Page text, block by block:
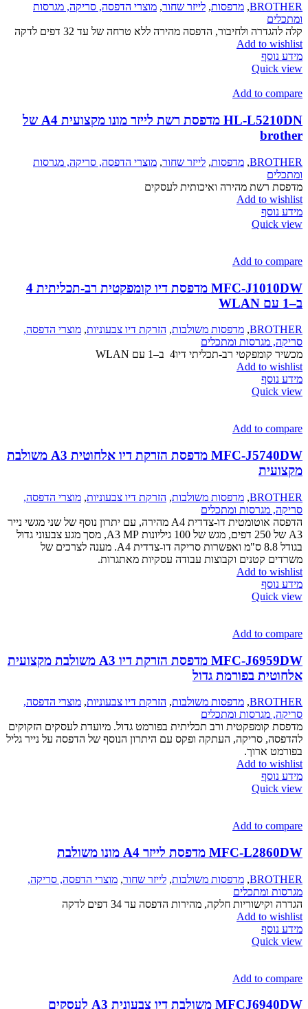
BROTHER
, מדפסות, לייזר שחור, מוצרי הדפסה, סריקה, מגרסות
ומתכלים
קלה להגדרה ולחיבור, הדפסה מהירה ללא טרחה של עד 32 דפים לדקה
Add to wishlist
מידע נוסף
Quick view
Add to compare
HL-L5210DN מדפסת רשת לייזר מונו מקצועית A4 של
brother
BROTHER
, מדפסות, לייזר שחור, מוצרי הדפסה, סריקה, מגרסות
ומתכלים
מדפסת רשת מהירה ואיכותית לעסקים
Add to wishlist
מידע נוסף
Quick view
Add to compare
‎MFC-J1010DW מדפסת דיו קומפקטית רב-תכליתית 4
ב–1 עם WLAN
BROTHER
, מדפסות משולבות, הזרקת דיו צבעוניות, מוצרי הדפסה,
סריקה, מגרסות ומתכלים
מכשיר קומפקטי רב-תכליתי דיו‎ 4 ב–1 עם WLAN
Add to wishlist
מידע נוסף
Quick view
Add to compare
MFC-J5740DW מדפסת הזרקת דיו אלחוטית A3 משולבת
מקצועית
BROTHER
, מדפסות משולבות, הזרקת דיו צבעוניות, מוצרי הדפסה,
סריקה, מגרסות ומתכלים
הדפסה אוטומטית דו-צדדית A4 מהירה, עם יתרון נוסף של שני מגשי נייר
A3 של 250 דפים, מגש של 100 גיליונות A3 MP, מסך מגע צבעוני גדול
בגודל 8.8 ס"מ ואפשרות סריקה דו-צדדית A4. מענה לצרכים של
משרדים קטנים וקבוצות עבודה עסקיות מאתגרות.
Add to wishlist
מידע נוסף
Quick view
Add to compare
MFC-J6959DW מדפסת הזרקת דיו A3 משולבת מקצועית
אלחוטית בפורמת גדול
BROTHER
, מדפסות משולבות, הזרקת דיו צבעוניות, מוצרי הדפסה,
סריקה, מגרסות ומתכלים
מדפסת קומפקטית ורב תכליתית בפורמט גדול. מיועדת לעסקים הזקוקים
להדפסה, סריקה, העתקה ופקס עם היתרון הנוסף של הדפסה על נייר גליל
בפורמט ארוך.
Add to wishlist
מידע נוסף
Quick view
Add to compare
MFC-L2860DW מדפסת לייזר A4 מונו משולבת
BROTHER
, מדפסות משולבות, לייזר שחור, מוצרי הדפסה, סריקה,
מגרסות ומתכלים
הגדרה וקישוריות חלקה, מהירות הדפסה עד 34 דפים לדקה
Add to wishlist
מידע נוסף
Quick view
Add to compare
MFCJ6940DW משולבת דיו צבעונית A3 לעסקים